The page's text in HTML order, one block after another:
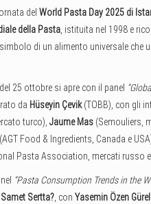
del World Pasta Day 2025 di
della Pasta , istituita nel 1998 e
di un alimento universale che
25 ottobre si apre con il panel
da Hüseyin Çevik(TOBB), con gli
turco), Jaume Mas (Semouliers,
(AGT Food & Ingredients, Canada e
Pasta Association, mercati russo e
“Pasta Consumption Trends in the
Samet Sertta? , con Yasemin Özen